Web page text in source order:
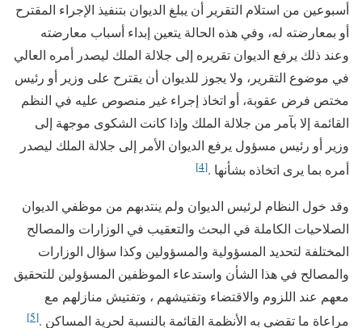
أسبوعين من استلام التقرير أن يبلغ الديوان بتنفيذ الإجراء المقترح
أو بمعارضته له، وفي هذه الحالة يتعين إبداء أسباب معارضته
وعند ذلك يرفع الديوان تقريره إلى جلالة الملك ليصدر أمره العالي
في موضوع التقرير، ولا يجوز للديوان أن يقترح على وزير أو رئيس
مختص فرض عقوبة، أو اتخاذ إجراء غير منصوص عليه في النظم
القائمة إلا بآمر من جلالة الملك وإذا كانت الشكوى موجهة إلى
وزير أو رئيس مسؤول يرفع الديوان الأمر إلى جلالة الملك ليصدر
أمره بما يرى اتخاذه بشأنها .[4]
وقد خول النظام لرئيس الديوان ولم ينتدبهم من موظفي الديوان
الصلاحيات الكاملة في البحث والتعقيب في الوزارات والمصالح
المختلفة لتحديد المسؤولية والمسؤولين وكذا سؤال الوزارات
والمصالح في هذا الشأن واستدعاء الموظفين المسؤولين للتحقيق
معهم عند اللزوم والاقتضاء وتفتيشهم ، وتفتيش منازلهم مع
مراعاة ما تقضي به الأنظمة القائمة بالنسبة لحرية المساكن .[5]